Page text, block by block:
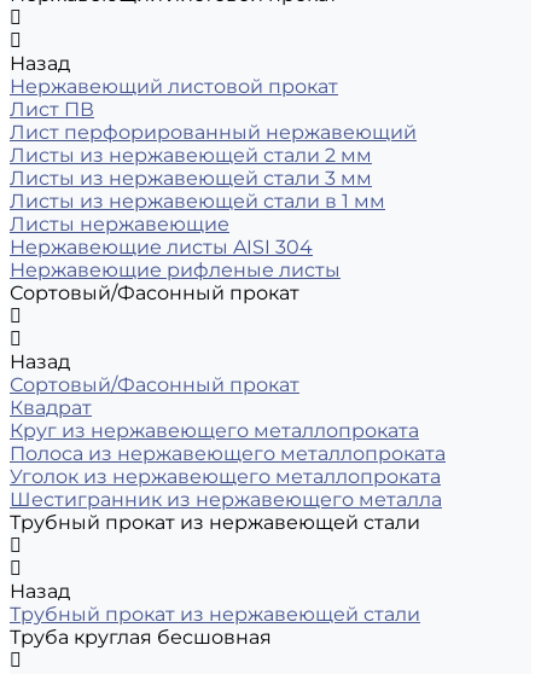
Назад
Нержавеющий листовой прокат
Лист ПВ
Лист перфорированный нержавеющий
Листы из нержавеющей стали 2 мм
Листы из нержавеющей стали 3 мм
Листы из нержавеющей стали в 1 мм
Листы нержавеющие
Нержавеющие листы AISI 304
Нержавеющие рифленые листы
Сортовый/Фасонный прокат
Назад
Сортовый/Фасонный прокат
Квадрат
Круг из нержавеющего металлопроката
Полоса из нержавеющего металлопроката
Уголок из нержавеющего металлопроката
Шестигранник из нержавеющего металла
Трубный прокат из нержавеющей стали
Назад
Трубный прокат из нержавеющей стали
Труба круглая бесшовная